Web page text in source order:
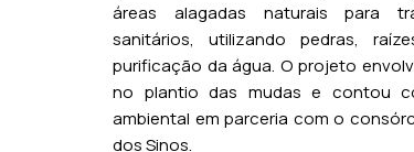
áreas alagadas naturais para
sanitários, utilizando pedras,
purificação da água. O projeto
no plantio das mudas e contou
ambiental em parceria com o
dos Sinos.